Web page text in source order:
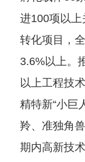
进100项以
转化项目，
3.6%以上。
以上工程技
精特新“小巨
羚、准独角
期内高新技